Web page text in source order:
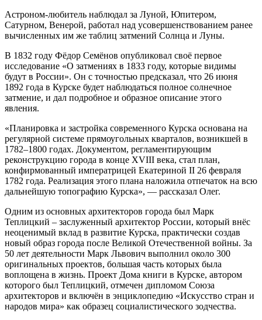
Астроном-любитель наблюдал за Луной, Юпитером,
Сатурном, Венерой, работал над усовершенствованием ранее
вычисленных им же таблиц затмений Солнца и Луны.
В 1832 году Фёдор Семёнов опубликовал своё первое
исследование «О затмениях в 1833 году, которые видимы
будут в России». Он с точностью предсказал, что 26 июня
1892 года в Курске будет наблюдаться полное солнечное
затмение, и дал подробное и образное описание этого
явления.
«Планировка и застройка современного Курска основана на
регулярной системе прямоугольных кварталов, возникшей в
1782–1800 годах. Документом, регламентирующим
реконструкцию города в конце XVIII века, стал план,
конфирмованный императрицей Екатериной II 26 февраля
1782 года. Реализация этого плана наложила отпечаток на всю
дальнейшую топографию Курска», — рассказал Олег.
Одним из основных архитекторов города был Марк
Теплицкий – заслуженный архитектор России, который внёс
неоценимый вклад в развитие Курска, практически создав
новый образ города после Великой Отечественной войны. За
50 лет деятельности Марк Львович выполнил около 300
оригинальных проектов, большая часть которых была
воплощена в жизнь. Проект Дома книги в Курске, автором
которого был Теплицкий, отмечен дипломом Союза
архитекторов и включён в энциклопедию «Искусство стран и
народов мира» как образец социалистического зодчества.